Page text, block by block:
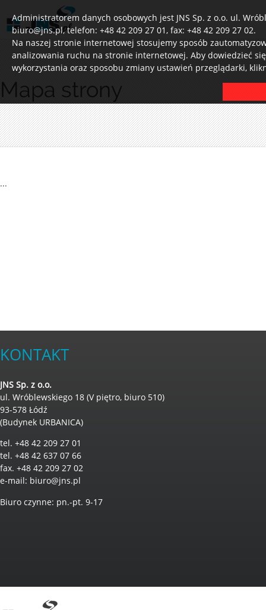
Administratorem danych osobowych jest JNS Sp. z o.o. ul.
biuro@jns.pl, telefon: +48 42 209 27 01, fax: +48 42 209 27 02.
Na naszej stronie internetowej stosujemy sposób
analizowania ruchu na stronie internetowej. Aby dowiedzieć
wykorzystania oraz sposobu zmiany ustawień przeglądarki,
Mapa strony
...
KONTAKT
JNS Sp. z o.o.
ul. Wróblewskiego 18 (V piętro, biuro 510)
93-578 Łódź
(Budynek URBANICA)
tel. +48 42 209 27 01
tel. +48 42 637 07 66
fax. +48 42 209 27 02
e-mail: biuro@jns.pl
Biuro czynne: pn.-pt. 9-17